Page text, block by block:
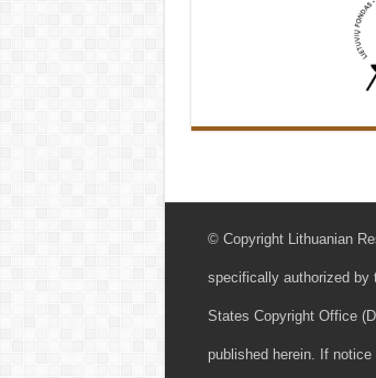
© Copyright Lithuanian
specifically authorized by
States Copyright Office
published herein. If